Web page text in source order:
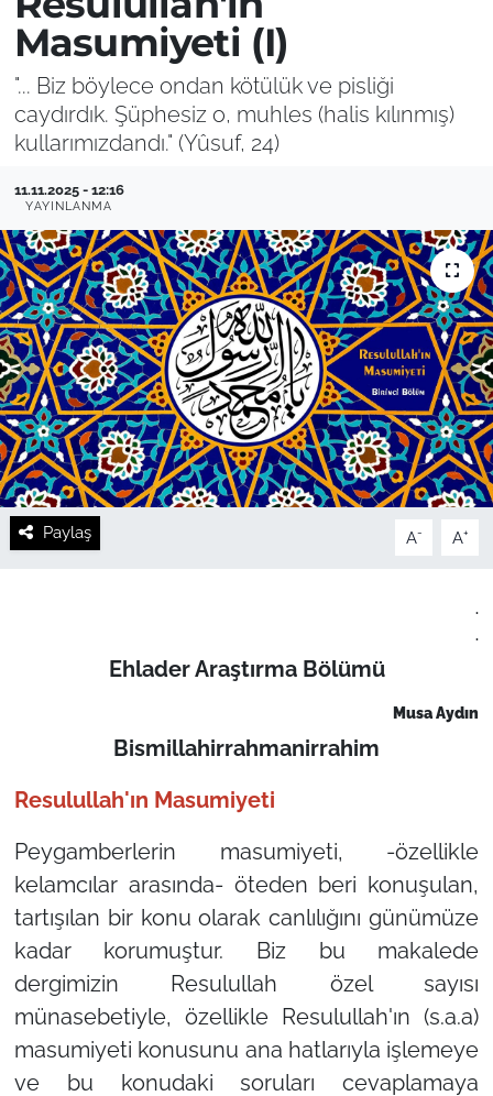
Masumiyeti (I)
"... Biz böylece ondan kötülük ve pisliği
caydırdık. Şüphesiz o, muhles (halis kılınmış)
kullarımızdandı." (Yûsuf, 24)
11.11.2025 - 12:16
YAYINLANMA
Paylaş A- A+
.
.
Ehlader Araştırma Bölümü
Musa Aydın
Bismillahirrahmanirrahim
Resulullah'ın Masumiyeti
Peygamberlerin masumiyeti, -özellikle
kelamcılar arasında- öteden beri konuşulan,
tartışılan bir konu olarak canlılığını günümüze
kadar korumuştur. Biz bu makalede
dergimizin Resulullah özel sayısı
münasebetiyle, özellikle Resulullah'ın (s.a.a)
masumiyeti konusunu ana hatlarıyla işlemeye
ve bu konudaki soruları cevaplamaya